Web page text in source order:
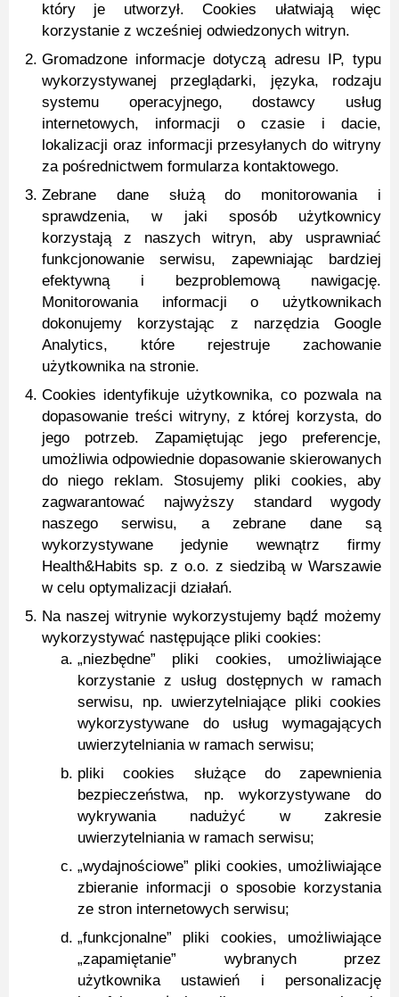
który je utworzył. Cookies ułatwiają więc
korzystanie z wcześniej odwiedzonych witryn.
Gromadzone informacje dotyczą adresu IP, typu
wykorzystywanej przeglądarki, języka, rodzaju
systemu operacyjnego, dostawcy usług
internetowych, informacji o czasie i dacie,
lokalizacji oraz informacji przesyłanych do witryny
za pośrednictwem formularza kontaktowego.
Zebrane dane służą do monitorowania i
sprawdzenia, w jaki sposób użytkownicy
korzystają z naszych witryn, aby usprawniać
funkcjonowanie serwisu, zapewniając bardziej
efektywną i bezproblemową nawigację.
Monitorowania informacji o użytkownikach
dokonujemy korzystając z narzędzia Google
Analytics, które rejestruje zachowanie
użytkownika na stronie.
Cookies identyfikuje użytkownika, co pozwala na
dopasowanie treści witryny, z której korzysta, do
jego potrzeb. Zapamiętując jego preferencje,
umożliwia odpowiednie dopasowanie skierowanych
do niego reklam. Stosujemy pliki cookies, aby
zagwarantować najwyższy standard wygody
naszego serwisu, a zebrane dane są
wykorzystywane jedynie wewnątrz firmy
Health&Habits sp. z o.o. z siedzibą w Warszawie
w celu optymalizacji działań.
Na naszej witrynie wykorzystujemy bądź możemy
wykorzystywać następujące pliki cookies:
„niezbędne” pliki cookies, umożliwiające
korzystanie z usług dostępnych w ramach
serwisu, np. uwierzytelniające pliki cookies
wykorzystywane do usług wymagających
uwierzytelniania w ramach serwisu;
pliki cookies służące do zapewnienia
bezpieczeństwa, np. wykorzystywane do
wykrywania nadużyć w zakresie
uwierzytelniania w ramach serwisu;
„wydajnościowe” pliki cookies, umożliwiające
zbieranie informacji o sposobie korzystania
ze stron internetowych serwisu;
„funkcjonalne” pliki cookies, umożliwiające
„zapamiętanie” wybranych przez
użytkownika ustawień i personalizację